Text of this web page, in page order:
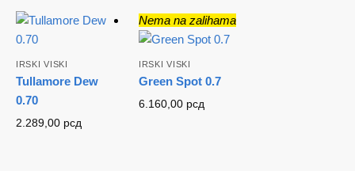
IRSKI VISKI
Tullamore Dew
0.70
2.289,00 рсд
Nema na zalihama
IRSKI VISKI
Green Spot 0.7
6.160,00 рсд